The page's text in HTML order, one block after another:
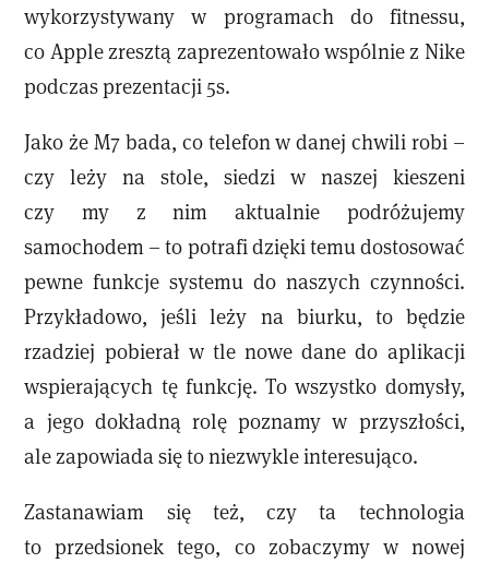
wykorzystywany w programach do fitnessu,
co Apple zresztą zaprezentowało wspólnie z Nike
podczas prezentacji 5s.
Jako że M7 bada, co telefon w danej chwili robi –
czy leży na stole, siedzi w naszej kieszeni
czy my z nim aktualnie podróżujemy
samochodem – to potrafi dzięki temu dostosować
pewne funkcje systemu do naszych czynności.
Przykładowo, jeśli leży na biurku, to będzie
rzadziej pobierał w tle nowe dane do aplikacji
wspierających tę funkcję. To wszystko domysły,
a jego dokładną rolę poznamy w przyszłości,
ale zapowiada się to niezwykle interesująco.
Zastanawiam się też, czy ta technologia
to przedsionek tego, co zobaczymy w nowej